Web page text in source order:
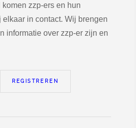
zzp-ers en hun
in contact. Wij brengen
informatie over zzp-er zijn en
REGISTREREN